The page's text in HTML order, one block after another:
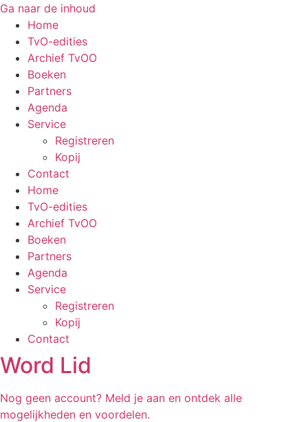
Ga naar de inhoud
Home
TvO-edities
Archief TvOO
Boeken
Partners
Agenda
Service
Registreren
Kopij
Contact
Home
TvO-edities
Archief TvOO
Boeken
Partners
Agenda
Service
Registreren
Kopij
Contact
Word Lid
Nog geen account? Meld je aan en ontdek alle
mogelijkheden en voordelen.